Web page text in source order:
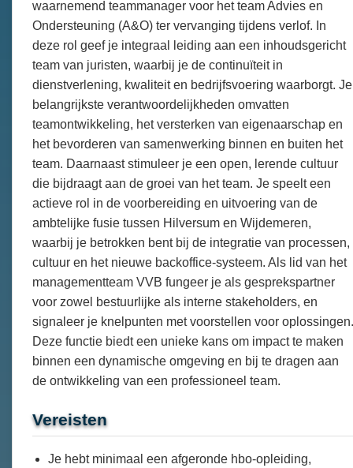
waarnemend teammanager voor het team Advies en
Ondersteuning (A&O) ter vervanging tijdens verlof. In
deze rol geef je integraal leiding aan een inhoudsgericht
team van juristen, waarbij je de continuïteit in
dienstverlening, kwaliteit en bedrijfsvoering waarborgt. Je
belangrijkste verantwoordelijkheden omvatten
teamontwikkeling, het versterken van eigenaarschap en
het bevorderen van samenwerking binnen en buiten het
team. Daarnaast stimuleer je een open, lerende cultuur
die bijdraagt aan de groei van het team. Je speelt een
actieve rol in de voorbereiding en uitvoering van de
ambtelijke fusie tussen Hilversum en Wijdemeren,
waarbij je betrokken bent bij de integratie van processen,
cultuur en het nieuwe backoffice-systeem. Als lid van het
managementteam VVB fungeer je als gesprekspartner
voor zowel bestuurlijke als interne stakeholders, en
signaleer je knelpunten met voorstellen voor oplossingen.
Deze functie biedt een unieke kans om impact te maken
binnen een dynamische omgeving en bij te dragen aan
de ontwikkeling van een professioneel team.
Vereisten
Je hebt minimaal een afgeronde hbo-opleiding,